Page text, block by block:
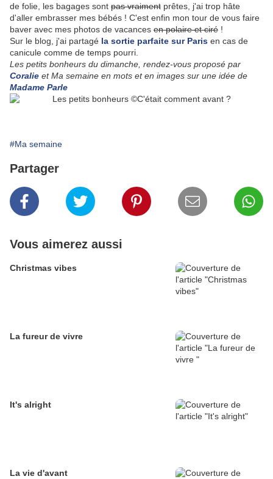
de folie, les bagages sont pas vraiment prêtes, j'ai trop hâte
d'aller embrasser mes bébés ! C'est enfin mon tour de vous faire
baver avec mes photos de vacances en polaire et ciré !
Sur le blog, j'ai partagé la sortie parfaite sur Paris en cas de
canicule comme de temps pourri.
Les petits bonheurs du dimanche, rendez-vous proposé par
Coralie et Ma semaine en mots et en images sur une idée de
Madame Parle
#Ma semaine
Partager
Vous aimerez aussi
Christmas vibes
La fureur de vivre
It's alright
La vie d'avant